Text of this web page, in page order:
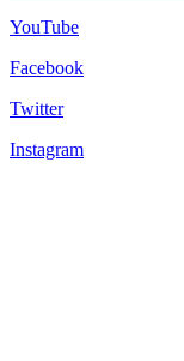
YouTube
Facebook
Twitter
Instagram